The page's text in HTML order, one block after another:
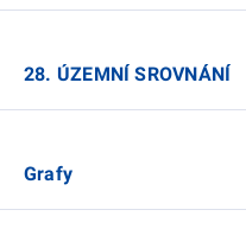
28. ÚZEMNÍ SROVNÁNÍ
Grafy